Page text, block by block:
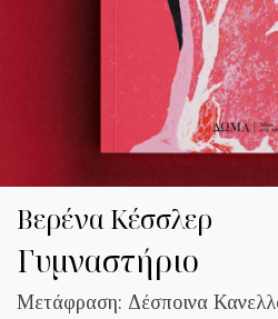
Βερένα Κέσσλερ
Γυμναστήριο
Μετάφραση: Δέσποινα